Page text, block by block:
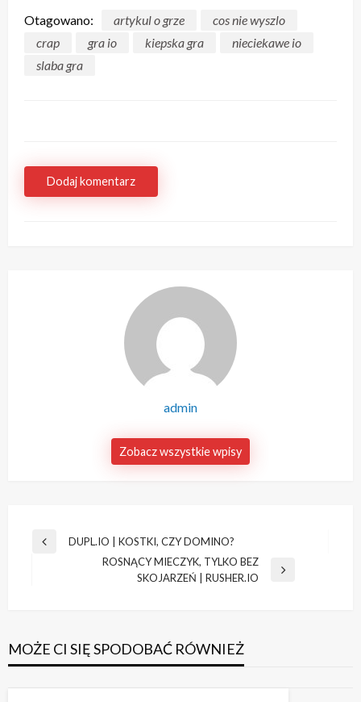
Otagowano: artykul o grze
cos nie wyszlo
crap
gra io kiepska gra
nieciekawe io
slaba gra
Dodaj komentarz
admin
Zobacz wszystkie wpisy
Nawigacja
Poprzedni
DUPL.IO | KOSTKI, CZY DOMINO?
ROSNĄCY MIECZYK, TYLKO BEZ
SKOJARZEŃ | RUSHER.IO
MOŻE CI SIĘ SPODOBAĆ RÓWNIEŻ